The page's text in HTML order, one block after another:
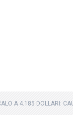
A 4.185 DOLLARI: